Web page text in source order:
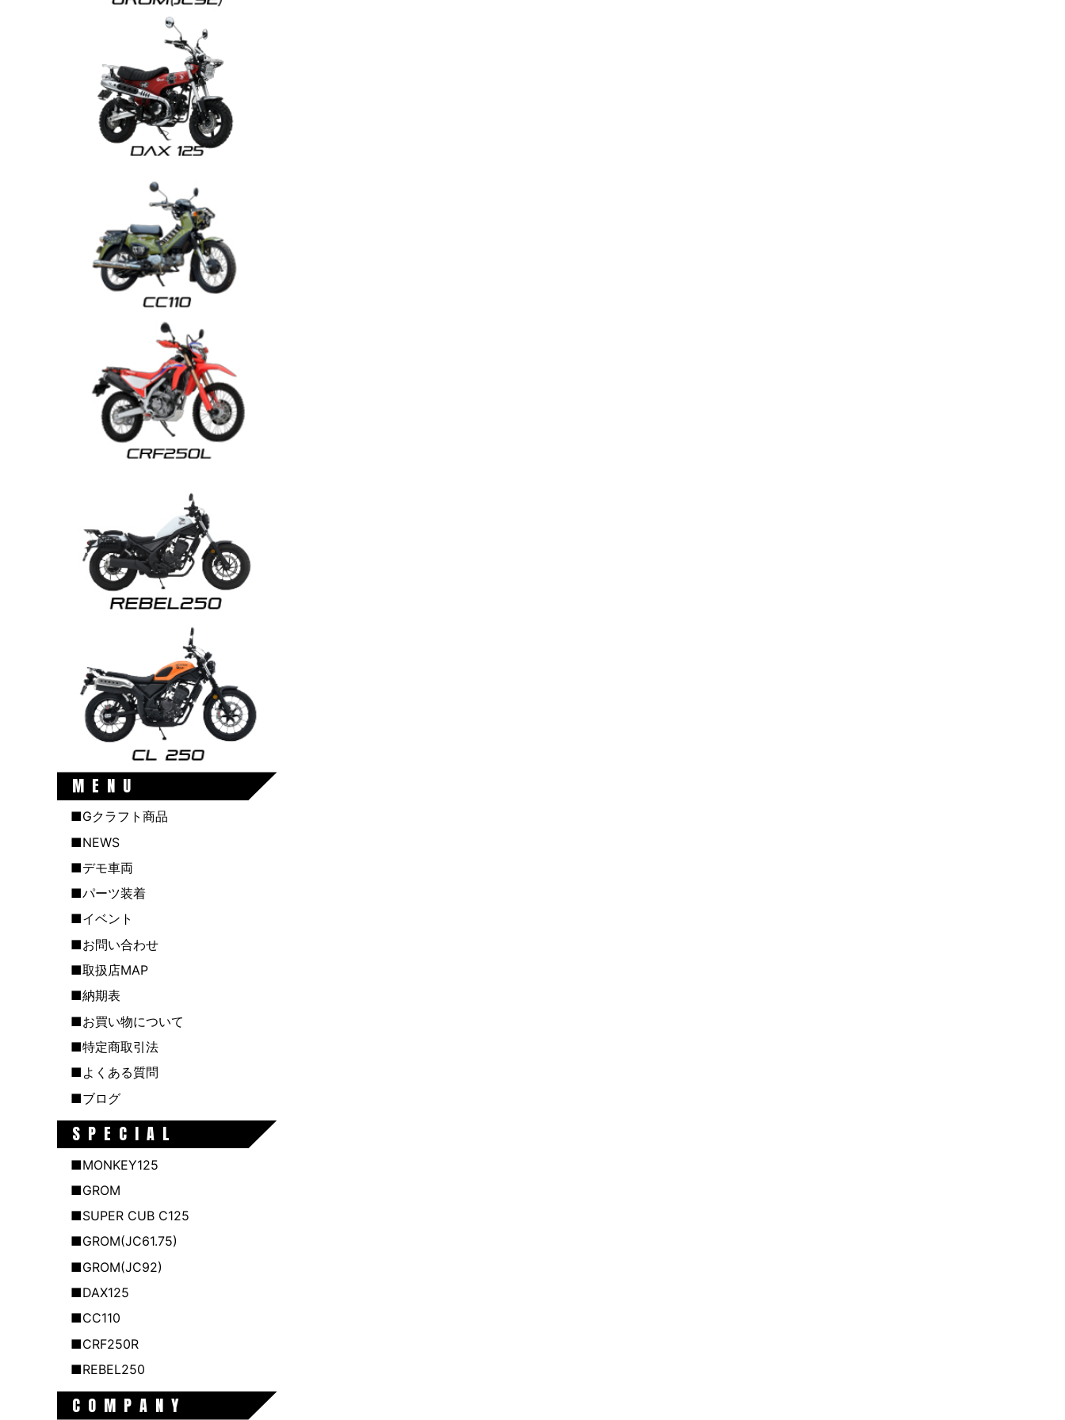
MENU
■Gクラフト商品
■NEWS
■デモ車両
■パーツ装着
■イベント
■お問い合わせ
■取扱店MAP
■納期表
■お買い物について
■特定商取引法
■よくある質問
■ブログ
SPECIAL
■MONKEY125
■GROM
■SUPER CUB C125
■GROM(JC61.75)
■GROM(JC92)
■DAX125
■CC110
■CRF250R
■REBEL250
COMPANY